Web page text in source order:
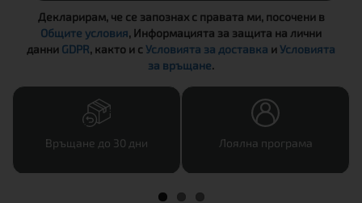
Декларирам, че се запознах с правата ми, посочени в
Общите условия, Информацията за защита на лични
данни GDPR, както и сУсловията за доставка иУсловията
за връщане.
Връщане до 30 дни Лоялна програма